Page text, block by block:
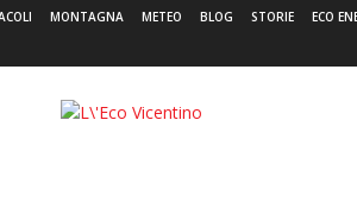
MONTAGNA METEO BLOG STORIE ECO
L'Eco